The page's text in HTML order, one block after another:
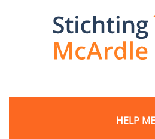
HELP